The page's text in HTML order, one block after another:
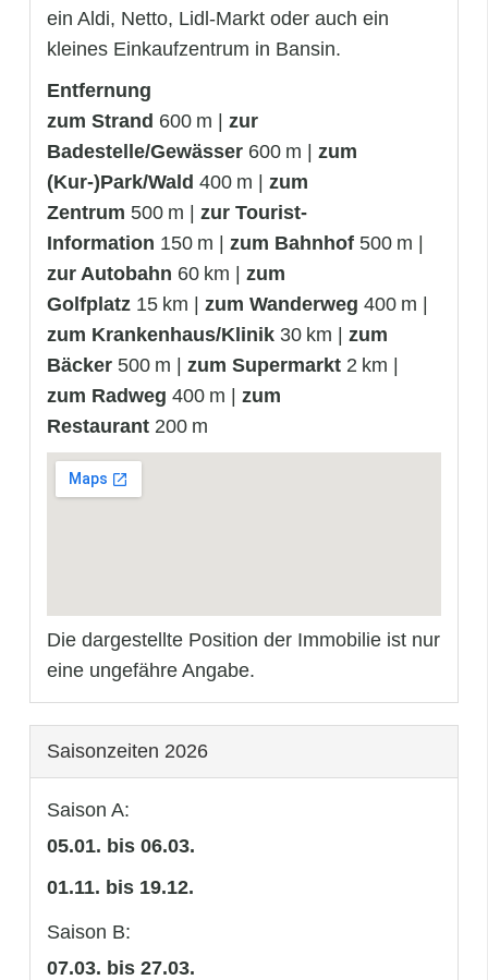
ein Aldi, Netto, Lidl-Markt oder auch ein
kleines Einkaufzentrum in Bansin.
Entfernung
zum Strand 600 m | zur
Badestelle/Gewässer 600 m | zum
(Kur-)Park/Wald 400 m | zum
Zentrum 500 m | zur Tourist-
Information 150 m | zum Bahnhof 500 m |
zur Autobahn 60 km | zum
Golfplatz 15 km | zum Wanderweg 400 m |
zum Krankenhaus/Klinik 30 km | zum
Bäcker 500 m | zum Supermarkt 2 km |
zum Radweg 400 m | zum
Restaurant 200 m
Die dargestellte Position der Immobilie ist nur
eine ungefähre Angabe.
Saisonzeiten 2026
Saison A:
05.01. bis 06.03.
01.11. bis 19.12.
Saison B:
07.03. bis 27.03.